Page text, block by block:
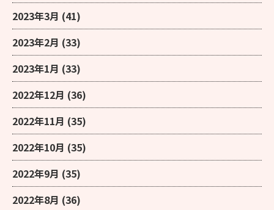
2023年3月 (41)
2023年2月 (33)
2023年1月 (33)
2022年12月 (36)
2022年11月 (35)
2022年10月 (35)
2022年9月 (35)
2022年8月 (36)